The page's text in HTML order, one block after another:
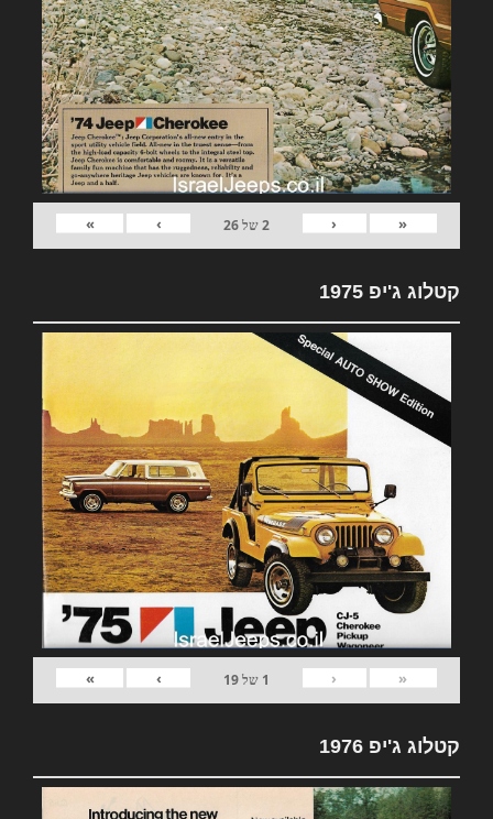
«
‹
2של26
›
»
קטלוג ג'יפ 1975
«
‹
1 של19
›
»
קטלוג ג'יפ 1976